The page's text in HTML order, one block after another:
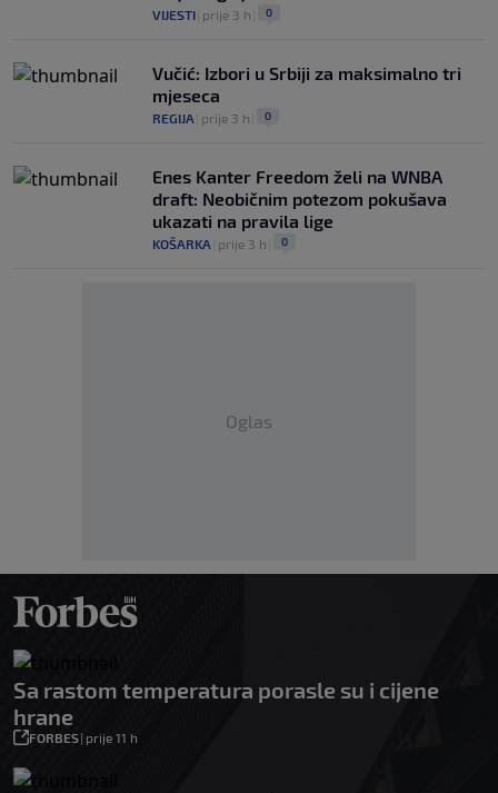
VIJESTI prije 3 h 0
Vučić: Izbori u Srbiji za maksimalno tri
mjeseca
REGIJA prije 3 h 0
Enes Kanter Freedom želi na WNBA
draft: Neobičnim potezom pokušava
ukazati na pravila lige
KOŠARKA prije 3 h 0
Oglas
Sa rastom temperatura porasle su i cijene
hrane
FORBES| prije 11 h